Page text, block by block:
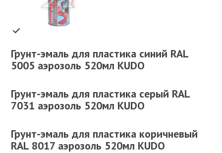
Грунт-эмаль для пластика синий RAL
5005 аэрозоль 520мл KUDO
Грунт-эмаль для пластика серый RAL
7031 аэрозоль 520мл KUDO
Грунт-эмаль для пластика коричневый
RAL 8017 аэрозоль 520мл KUDO